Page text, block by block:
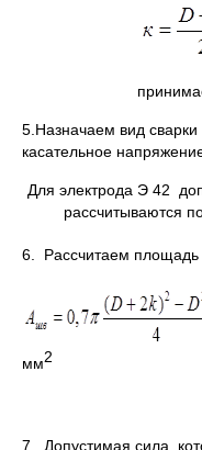
5.Назначаем вид
касательное
Для электрода Э 42
рассчитываются
6. Рассчитаем площадь
мм2
7. Допустимая сила,